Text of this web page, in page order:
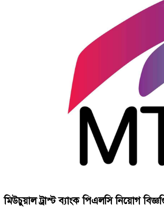
মিউচুয়াল ট্রাস্ট ব্যাংক পিএলসি নিয়োগ